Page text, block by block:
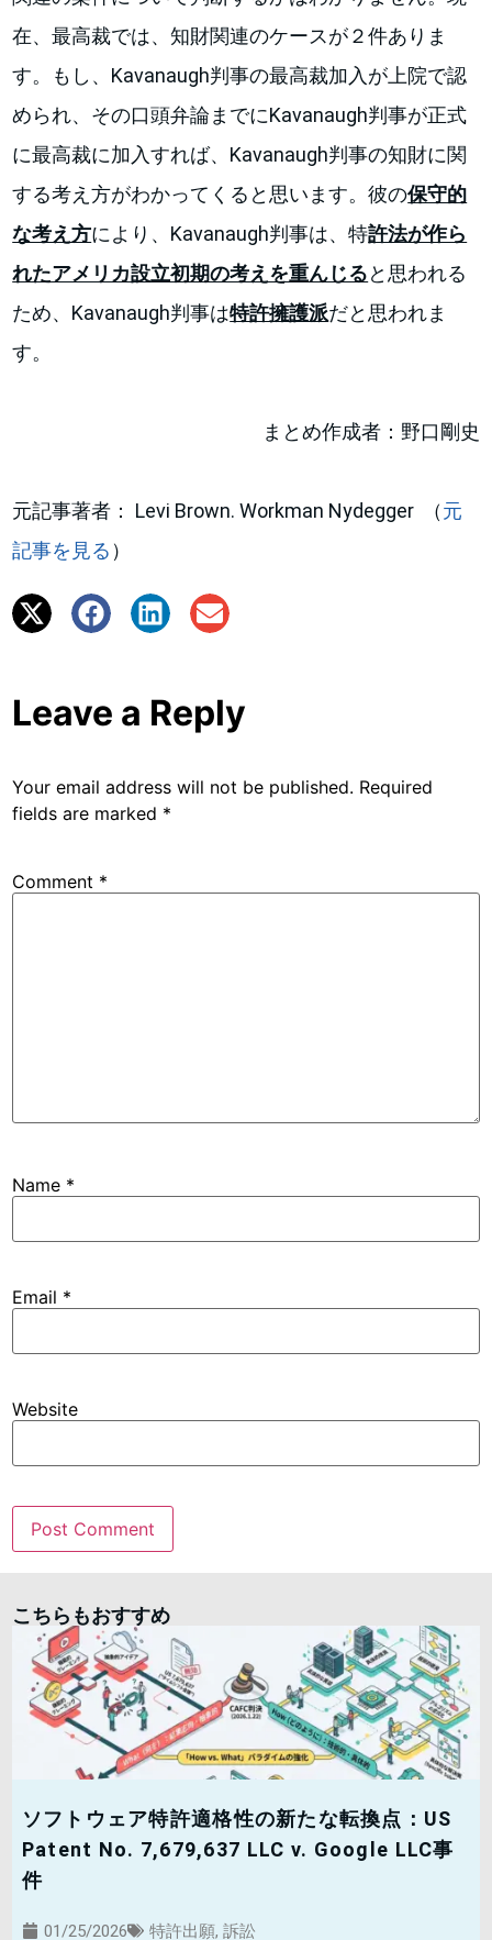
在、最高裁では、知財関連のケースが２件ありま
す。もし、Kavanaugh判事の最高裁加入が上院で認
められ、その口頭弁論までにKavanaugh判事が正式
に最高裁に加入すれば、Kavanaugh判事の知財に関
する考え方がわかってくると思います。彼の保守的
な考え方により、Kavanaugh判事は、特許法が作ら
れたアメリカ設立初期の考えを重んじると思われる
ため、Kavanaugh判事は特許擁護派だと思われま
す。
まとめ作成者：野口剛史
元記事著者： Levi Brown. Workman Nydegger （元
記事を見る ）
Leave a Reply
Your email address will not be published. Required
fields are marked *
Comment *
Name *
Email *
Website
こちらもおすすめ
ソフトウェア特許適格性の新たな転換点：US
Patent No. 7,679,637 LLC v. Google LLC事
件
01/25/2026 特許出願, 訴訟